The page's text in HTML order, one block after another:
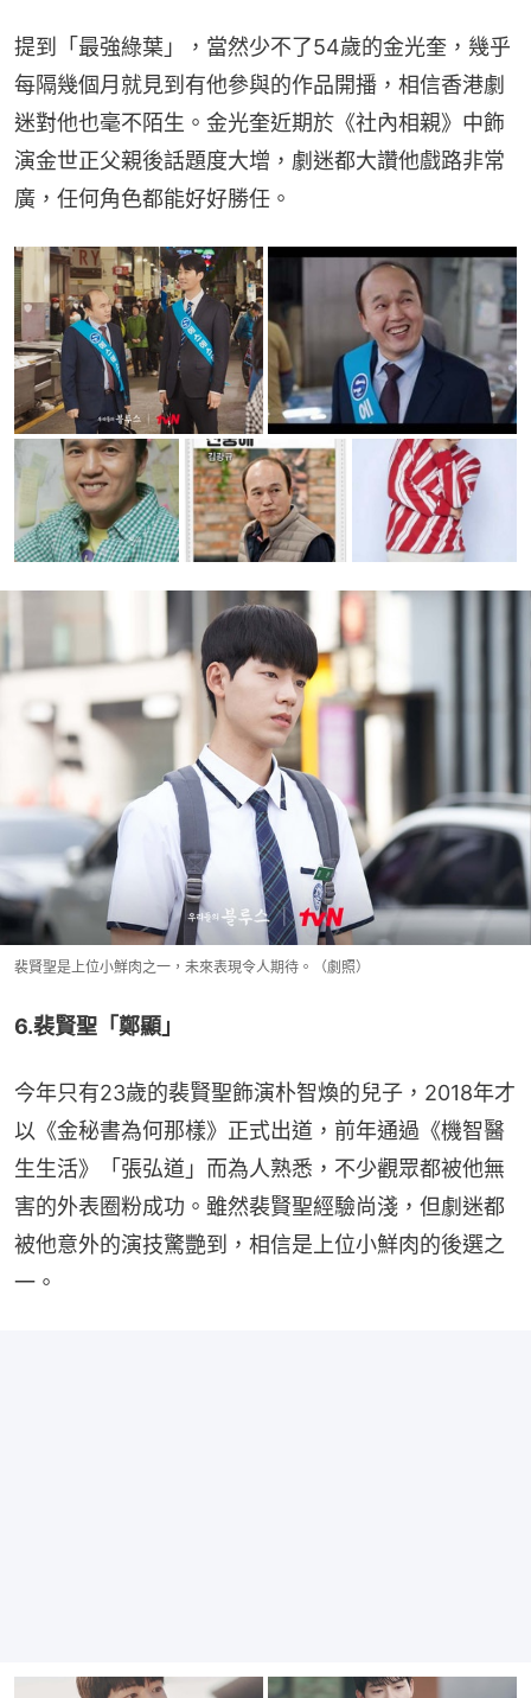
提到「最強綠葉」，當然少不了54歲的金光奎，幾乎
每隔幾個月就見到有他參與的作品開播，相信香港劇
迷對他也毫不陌生。金光奎近期於《社內相親》中飾
演金世正父親後話題度大增，劇迷都大讚他戲路非常
廣，任何角色都能好好勝任。
裴賢聖是上位小鮮肉之一，未來表現令人期待。（劇照）
6.裴賢聖「鄭顯」
今年只有23歲的裴賢聖飾演朴智煥的兒子，2018年才
以《金秘書為何那樣》正式出道，前年通過《機智醫
生生活》「張弘道」而為人熟悉，不少觀眾都被他無
害的外表圈粉成功。雖然裴賢聖經驗尚淺，但劇迷都
被他意外的演技驚艷到，相信是上位小鮮肉的後選之
一。